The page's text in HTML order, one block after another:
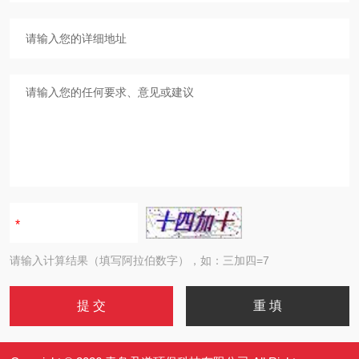
请输入计算结果（填写阿拉伯数字），如：三加四=7